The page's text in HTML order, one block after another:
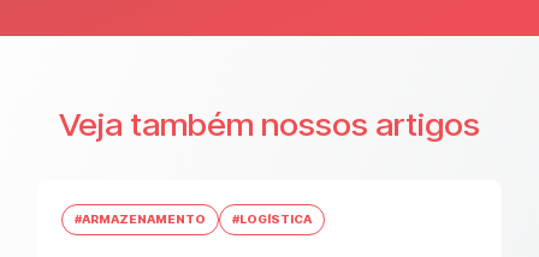
Veja também nossos artigos
#ARMAZENAMENTO #LOGÍSTICA